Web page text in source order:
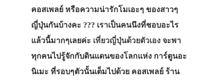
คอสเพลย์ หรือความน่ารักโมเอะๆ ของสาวๆ
ญี่ปุ่นกันบ้างคะ ??? เราเป็นคนนึงที่ชอบอะไร
แล้วนี้มากๆเลยค่ะ เที่ยวญี่ปุ่นด้วยตัวเอง จะพา
ทุกคนไปรู้จักกับดินแดนของโลกแห่ง การ์ตูนอะ
นิเมะ ที่รอบๆตัวนั้นเต็มไปด้วย คอสเพลย์ ร้าน